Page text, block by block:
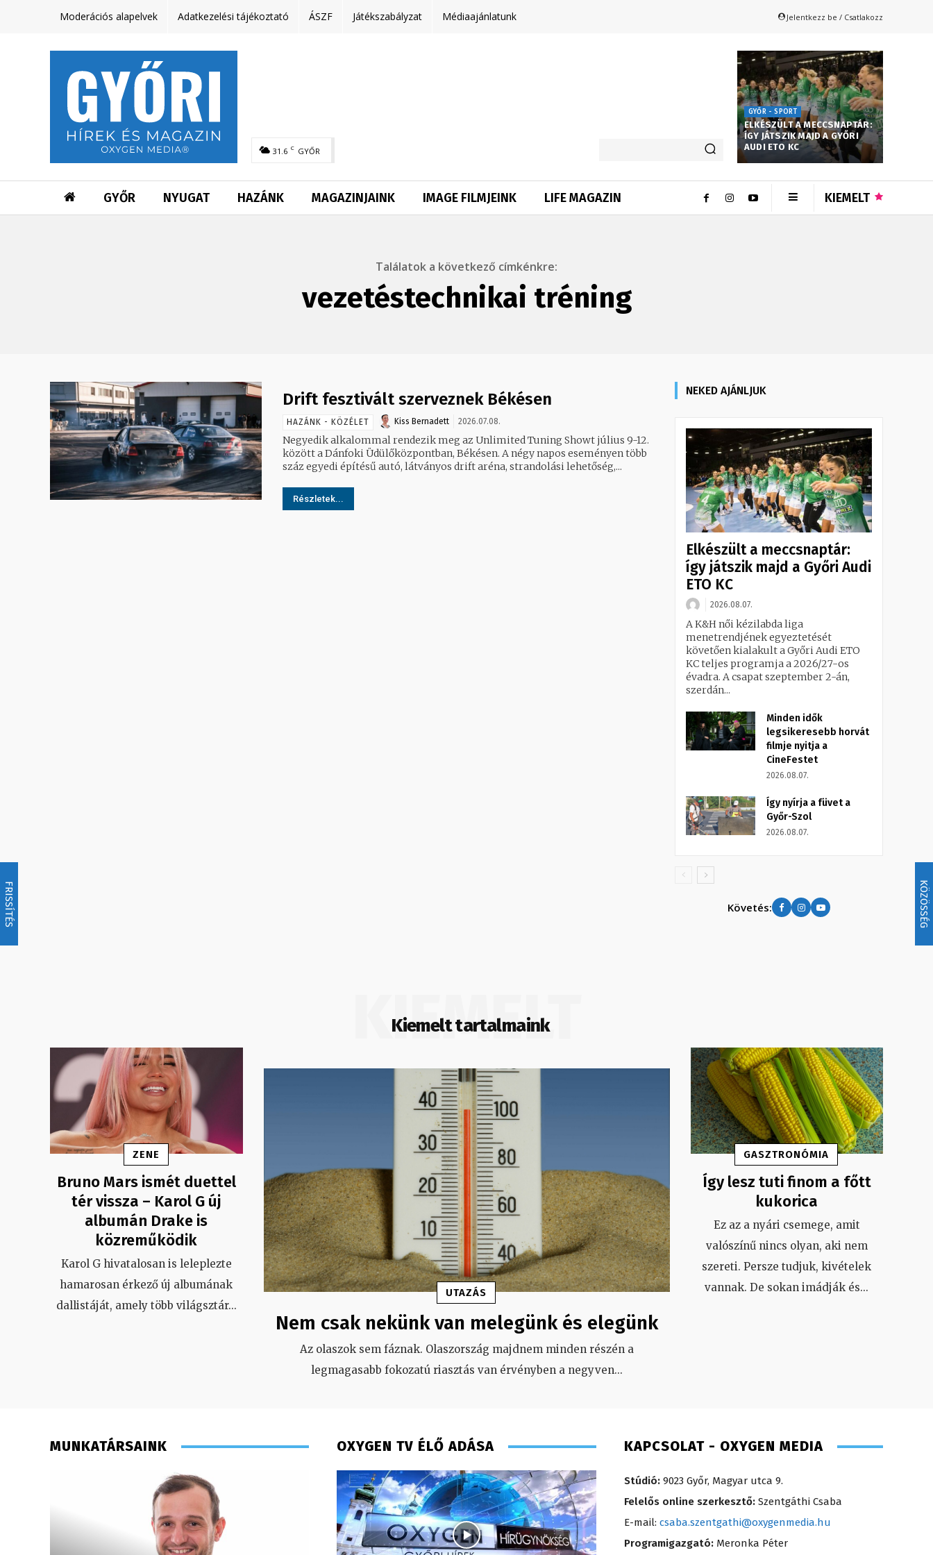
FRISSÍTÉS KÖZÖSSÉG
Moderációs alapelvek Adatkezelési tájékoztató ÁSZF Játékszabályzat Médiaajánlatunk Jelentkezz be / Csatlakozz
31.6 C GYŐR
GYŐR - SPORT
ELKÉSZÜLT A MECCSNAPTÁR:
ÍGY JÁTSZIK MAJD A GYŐRI
AUDI ETO KC
GYŐR NYUGAT HAZÁNK MAGAZINJAINK IMAGE FILMJEINK LIFE MAGAZIN KIEMELT
Találatok a következő címkénkre:
vezetéstechnikai tréning
Drift fesztivált szerveznek Békésen
HAZÁNK - KÖZÉLET Kiss Bernadett 2026.07.08.
Negyedik alkalommal rendezik meg az Unlimited Tuning Showt július 9-12.
között a Dánfoki Üdülőközpontban, Békésen. A négy napos eseményen több
száz egyedi építésű autó, látványos drift aréna, strandolási lehetőség,...
Részletek...
NEKED AJÁNLJUK
Elkészült a meccsnaptár:
így játszik majd a Győri Audi
ETO KC
2026.08.07.
A K&H női kézilabda liga
menetrendjének egyeztetését
követően kialakult a Győri Audi ETO
KC teljes programja a 2026/27-os
évadra. A csapat szeptember 2-án,
szerdán...
Minden idők
legsikeresebb horvát
filmje nyitja a
CineFestet
2026.08.07.
Így nyírja a füvet a
Győr-Szol
2026.08.07.
Követés:
Kiemelt tartalmaink
KIEMELT
ZENE
Bruno Mars ismét duettel
tér vissza – Karol G új
albumán Drake is
közreműködik
Karol G hivatalosan is leleplezte
hamarosan érkező új albumának
dallistáját, amely több világsztár...
UTAZÁS
Nem csak nekünk van melegünk és elegünk
Az olaszok sem fáznak. Olaszország majdnem minden részén a
legmagasabb fokozatú riasztás van érvényben a negyven...
GASZTRONÓMIA
Így lesz tuti finom a főtt
kukorica
Ez az a nyári csemege, amit
valószínű nincs olyan, aki nem
szereti. Persze tudjuk, kivételek
vannak. De sokan imádják és...
MUNKATÁRSAINK OXYGEN TV ÉLŐ ADÁSA KAPCSOLAT - OXYGEN MEDIA
Stúdió: 9023 Győr, Magyar utca 9.
Felelős online szerkesztő: Szentgáthi Csaba
E-mail: csaba.szentgathi@oxygenmedia.hu
Programigazgató: Meronka Péter